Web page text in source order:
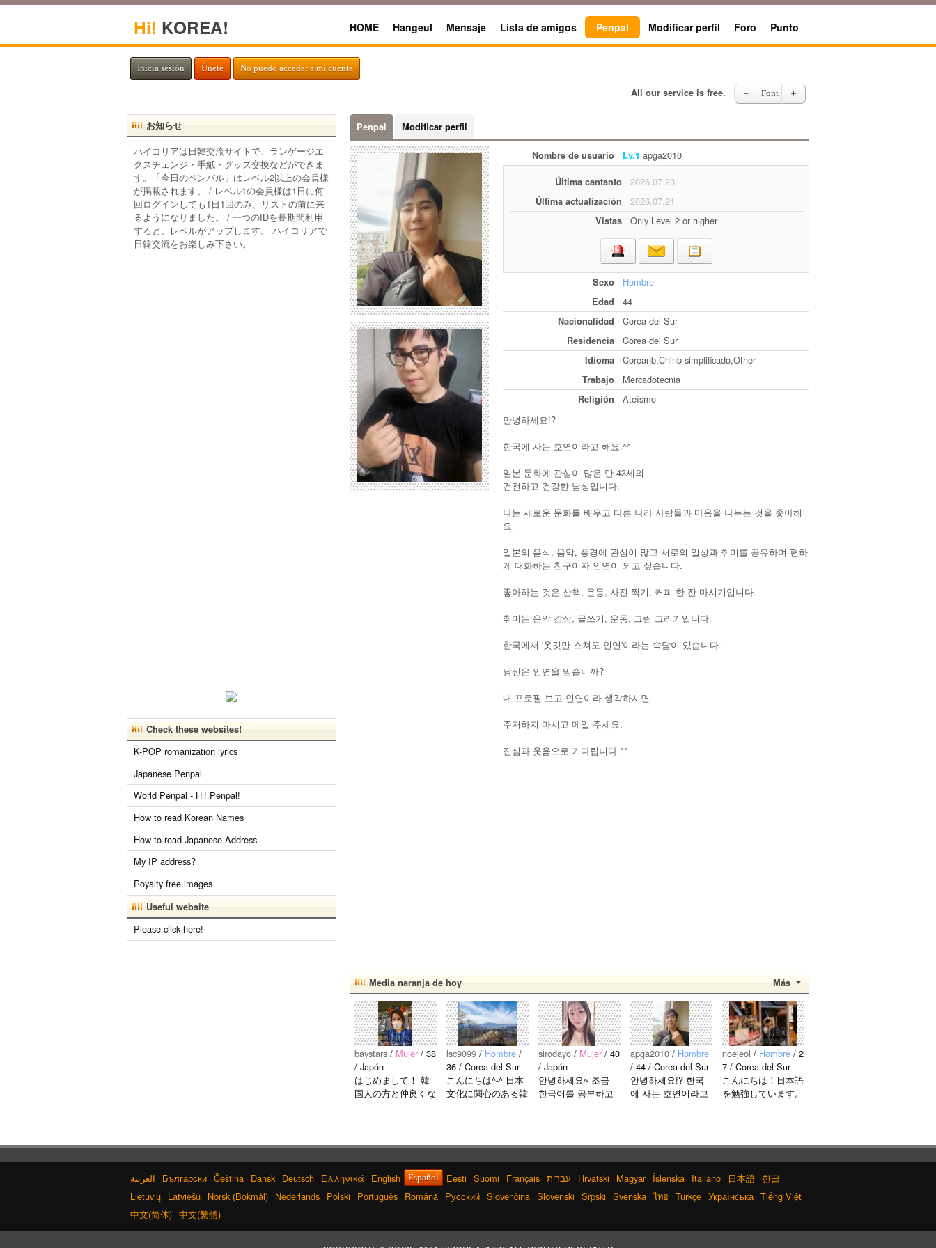
Hi! KOREA! HOME Hangeul Mensaje Lista de amigos Penpal Modificar perfil Foro Punto
Inicia sesión Únete No puedo acceder a mi cuenta
All our service is free. － Font ＋
お知らせ
ハイコリアは日韓交流サイトで、ランゲージエ
クスチェンジ・手紙・グッズ交換などができま
す。「今日のペンパル」はレベル2以上の会員様
が掲載されます。 / レベル1の会員様は1日に何
回ログインしても1日1回のみ、リストの前に来
るようになりました。 / 一つのIDを長期間利用
すると、レベルがアップします。 ハイコリアで
日韓交流をお楽しみ下さい。
Penpal Modificar perfil
Nombre de usuario Lv.1 apga2010
Última cantanto 2026.07.23
Última actualización 2026.07.21
Vistas Only Level 2 or higher
Sexo Hombre
Edad 44
Nacionalidad Corea del Sur
Residencia Corea del Sur
Idioma Coreanb,Chinb simplificado,Other
Trabajo Mercadotecnia
Religión
Ateísmo
안녕하세요!?
한국에 사는 호연이라고 해요.^^
일본 문화에 관심이 많은 만 43세의
건전하고 건강한 남성입니다.
나는 새로운 문화를 배우고 다른 나라 사람들과 마음을 나누는 것을 좋아해
요.
일본의 음식, 음악, 풍경에 관심이 많고 서로의 일상과 취미를 공유하며 편하
게 대화하는 친구이자 인연이 되고 싶습니다.
좋아하는 것은 산책, 운동, 사진 찍기, 커피 한 잔 마시기입니다.
취미는 음악 감상, 글쓰기, 운동, 그림 그리기입니다.
한국에서 '옷깃만 스쳐도 인연'이라는 속담이 있습니다.
당신은 인연을 믿습니까?
내 프로필 보고 인연이라 생각하시면
주저하지 마시고 메일 주세요.
진심과 웃음으로 기다립니다.^^
Más
Media naranja de hoy
baystars / Mujer/ 38
/ Japón
はじめまして！ 韓
国人の方と仲良くな
で..
lsc9099 / Hombre/
36 / Corea del Sur
こんにちは^-^ 日本
文化に関心のある韓
なと思います^-^ ど
うぞよろしくお願い
します^..
sirodayo / Mujer/ 40
/ Japón
안녕하세요~ 조금
한국어를 공부하고
요… 말이나 문화를
잊고 싶지 않아요.
그래서 그냥 일상공
유와 대화가 할 수
있는 분을..
apga2010 / Hombre
/ 44 / Corea del Sur
안녕하세요!? 한국
에 사는 호연이라고
남성입니다. 나는 새
로운 문화를 배우고
다른 나라 사람들과
마음을 나누는..
noejeol / Hombre/ 2
7 / Corea del Sur
こんにちは！日本語
を勉強しています。
語交流、どちらも歓
迎です！ 早く日本
語が上手になって、
日本人の友達をたく
さん..
Check these websites!
K-POP romanization lyrics
Japanese Penpal
World Penpal - Hi! Penpal!
How to read Korean Names
How to read Japanese Address
My IP address?
Royalty free images
Useful website
Please click here!
Български Čeština Dansk Deutsch Ελληνικά English Español Eesti Suomi Français עברית Hrvatski Magyar Íslenska Italiano 日本語 한글
Lietuvių Latviešu Norsk (Bokmål) Nederlands Polski Português Română Русский Slovenčina Slovenski Srpski Svenska ไทย Türkçe Українська Tiếng Việt
中文(简体) 中文(繁體)